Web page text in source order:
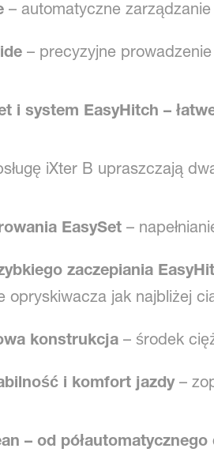
– automatyczne
– precyzyjne
i system EasyHitch –
iXter B upraszczają
EasySet–
zaczepiania
opryskiwacza jak najbliżej
konstrukcja– środek
i komfort jazdy–
– od